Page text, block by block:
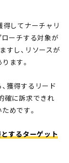
得してナーチャリ
ローチする対象が
すし、リソースが
ます。
獲得するリード
確に訴求できれ
めです。
するターゲット